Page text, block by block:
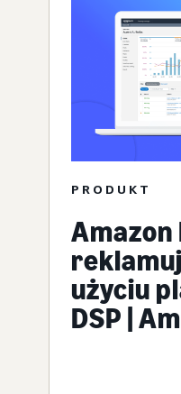
PRODUKT
Amazon
użyciu
DSP |